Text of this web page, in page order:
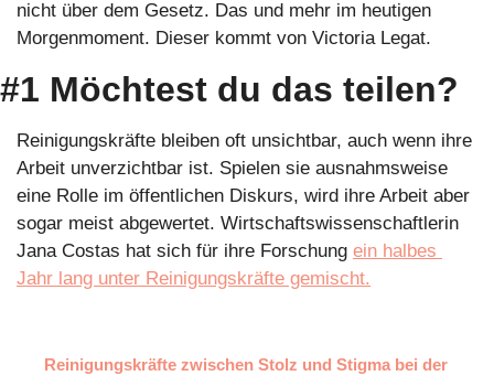
nicht über dem Gesetz. Das und mehr im heutigen
Morgenmoment. Dieser kommt von Victoria Legat.
#1 Möchtest du das teilen?
Reinigungskräfte bleiben oft unsichtbar, auch wenn ihre
Arbeit unverzichtbar ist. Spielen sie ausnahmsweise
eine Rolle im öffentlichen Diskurs, wird ihre Arbeit aber
sogar meist abgewertet. Wirtschaftswissenschaftlerin
Jana Costas hat sich für ihre Forschung ein halbes
Jahr lang unter Reinigungskräfte gemischt.
Reinigungskräfte zwischen Stolz und Stigma bei der